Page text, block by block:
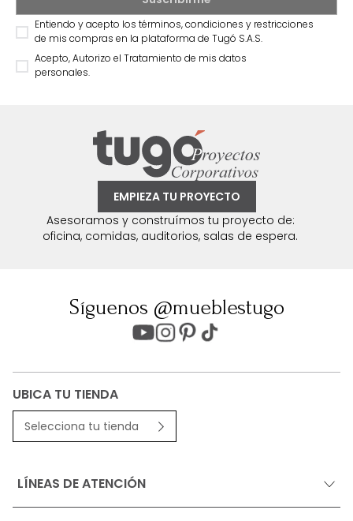
Entiendo y acepto los términos, condiciones y restricciones
de mis compras en la plataforma de Tugó S.A.S.
Acepto, Autorizo el Tratamiento de mis datos
personales.
EMPIEZA TU PROYECTO
Asesoramos y construímos tu proyecto de:
oficina, comidas, auditorios, salas de espera.
Síguenos @mueblestugo
UBICA TU TIENDA
Selecciona tu tienda
LÍNEAS DE ATENCIÓN